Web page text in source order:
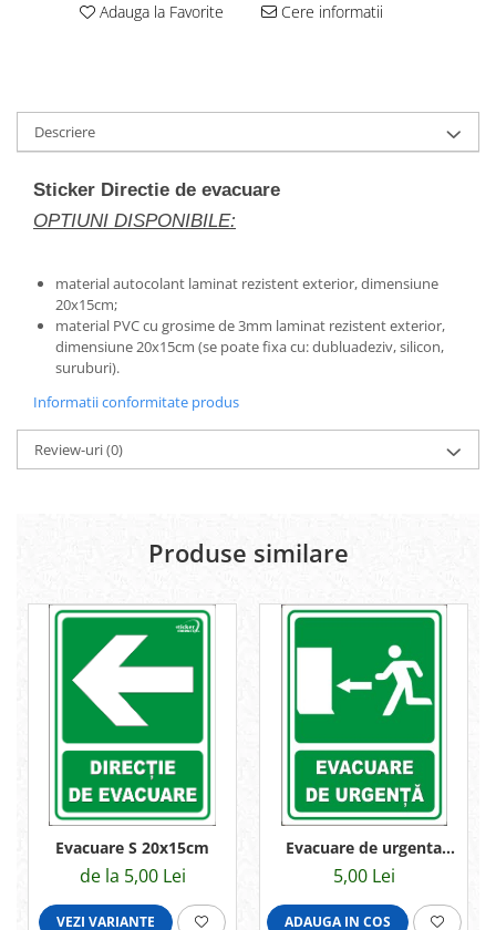
Adauga la Favorite Cere informatii
Descriere
Sticker Directie de evacuare
OPTIUNI DISPONIBILE:
material autocolant laminat rezistent exterior, dimensiune
20x15cm;
material PVC cu grosime de 3mm laminat rezistent exterior,
dimensiune 20x15cm (se poate fixa cu: dubluadeziv, silicon,
suruburi).
Informatii conformitate produs
Review-uri(0)
Produse similare
Evacuare S 20x15cm
de la 5,00 Lei
VEZI VARIANTE
Evacuare de urgenta
20x15cm
5,00 Lei
ADAUGA IN COS